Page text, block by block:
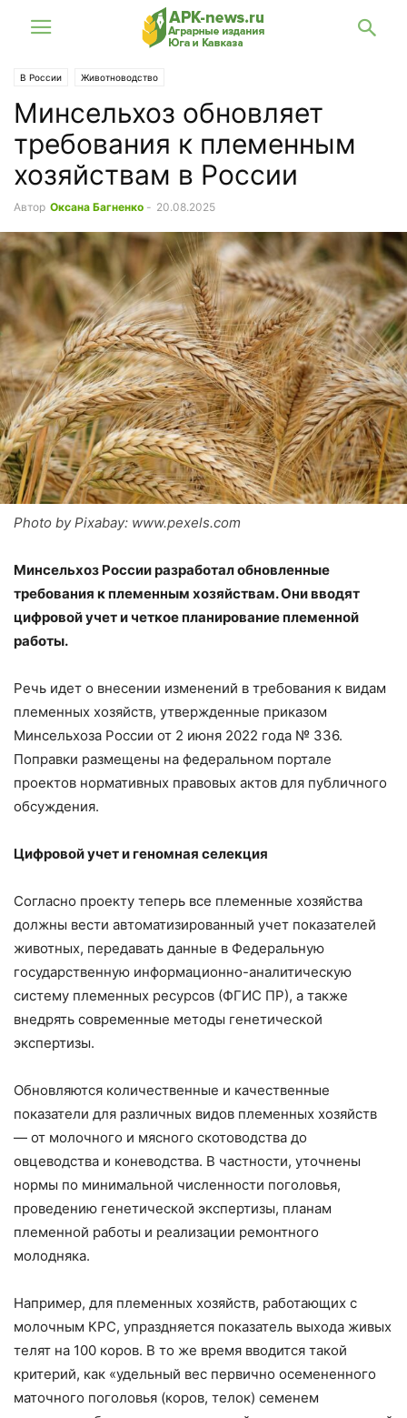
В России Животноводство
Минсельхоз обновляет
требования к племенным
хозяйствам в России
Автор Оксана Багненко - 20.08.2025
Photo by Pixabay: www.pexels.com
Минсельхоз России разработал обновленные
требования к племенным хозяйствам. Они вводят
цифровой учет и четкое планирование племенной
работы.
Речь идет о внесении изменений в требования к видам
племенных хозяйств, утвержденные приказом
Минсельхоза России от 2 июня 2022 года № 336.
Поправки размещены на федеральном портале
проектов нормативных правовых актов для публичного
обсуждения.
Цифровой учет и геномная селекция
Согласно проекту теперь все племенные хозяйства
должны вести автоматизированный учет показателей
животных, передавать данные в Федеральную
государственную информационно-аналитическую
систему племенных ресурсов (ФГИС ПР), а также
внедрять современные методы генетической
экспертизы.
Обновляются количественные и качественные
показатели для различных видов племенных хозяйств
— от молочного и мясного скотоводства до
овцеводства и коневодства. В частности, уточнены
нормы по минимальной численности поголовья,
проведению генетической экспертизы, планам
племенной работы и реализации ремонтного
молодняка.
Например, для племенных хозяйств, работающих с
молочным КРС, упраздняется показатель выхода живых
телят на 100 коров. В то же время вводится такой
критерий, как «удельный вес первично осемененного
маточного поголовья (коров, телок) семенем